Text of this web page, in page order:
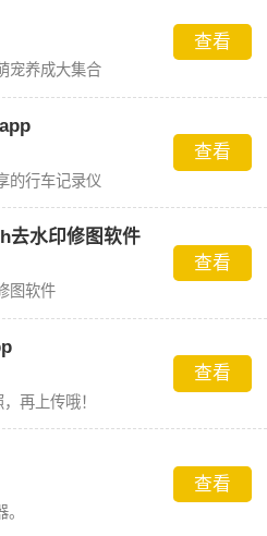
宠养成大集合
查看
的行车记录仪
查看
去水印修图软件
图软件
查看
再上传哦！
查看
查看